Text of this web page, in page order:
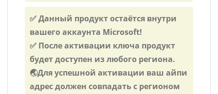
✅ Данный продукт остаётся внутри
вашего аккаунта Microsoft!
✅ После активации ключа продукт
будет доступен из любого региона.
🌏Для успешной активации ваш айпи
адрес должен совпадать с регионом